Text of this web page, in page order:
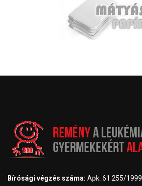
Bírósági végzés száma: Apk. 61 255/1999